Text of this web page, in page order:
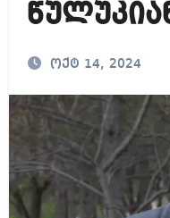
ოქტ 14, 2024